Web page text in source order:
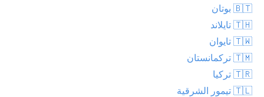
🇧🇹 بوتان
🇹🇭 تايلاند
🇹🇼 تايوان
🇹🇲 تركمانستان
🇹🇷 تركيا
🇹🇱 تيمور الشرقية